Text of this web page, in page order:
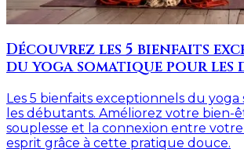
Découvrez les 5 bienfaits
du yoga somatique pour les
Les 5 bienfaits exceptionnels du
les débutants. Améliorez votre bien-
souplesse et la connexion entre
esprit grâce à cette pratique douce.